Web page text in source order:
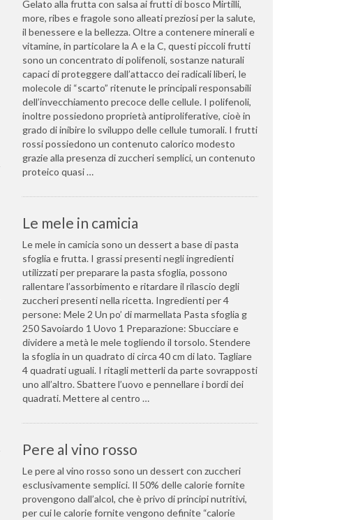
Gelato alla frutta con salsa ai frutti di bosco Mirtilli,
more, ribes e fragole sono alleati preziosi per la salute,
il benessere e la bellezza. Oltre a contenere minerali e
vitamine, in particolare la A e la C, questi piccoli frutti
sono un concentrato di polifenoli, sostanze naturali
capaci di proteggere dall’attacco dei radicali liberi, le
molecole di “scarto” ritenute le principali responsabili
dell’invecchiamento precoce delle cellule. I polifenoli,
inoltre possiedono proprietà antiproliferative, cioè in
grado di inibire lo sviluppo delle cellule tumorali. I frutti
rossi possiedono un contenuto calorico modesto
grazie alla presenza di zuccheri semplici, un contenuto
proteico quasi …
Le mele in camicia
Le mele in camicia sono un dessert a base di pasta
sfoglia e frutta. I grassi presenti negli ingredienti
utilizzati per preparare la pasta sfoglia, possono
rallentare l’assorbimento e ritardare il rilascio degli
zuccheri presenti nella ricetta. Ingredienti per 4
persone: Mele 2 Un po’ di marmellata Pasta sfoglia g
250 Savoiardo 1 Uovo 1 Preparazione: Sbucciare e
dividere a metà le mele togliendo il torsolo. Stendere
la sfoglia in un quadrato di circa 40 cm di lato. Tagliare
4 quadrati uguali. I ritagli metterli da parte sovrapposti
uno all’altro. Sbattere l’uovo e pennellare i bordi dei
quadrati. Mettere al centro …
Pere al vino rosso
Le pere al vino rosso sono un dessert con zuccheri
esclusivamente semplici. Il 50% delle calorie fornite
provengono dall’alcol, che è privo di principi nutritivi,
per cui le calorie fornite vengono definite “calorie